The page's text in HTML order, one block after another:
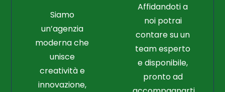
Siamo
un’agenzia
moderna che
unisce
creatività e
innovazione,
Affidandoti a
noi potrai
contare su un
team esperto
e disponibile,
pronto ad